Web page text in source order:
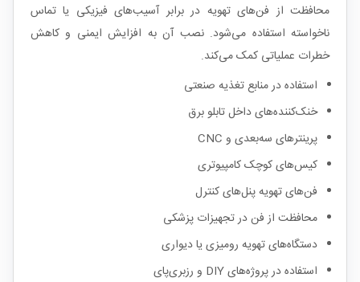
محافظت از فن‌های تهویه در برابر آسیب‌های فیزیکی یا تماس
ناخواسته استفاده می‌شود. نصب آن به افزایش ایمنی و کاهش
خطرات عملیاتی کمک می‌کند.
استفاده در منابع تغذیه صنعتی
خنک‌کننده‌های داخل تابلو برق
پرینترهای سه‌بعدی و CNC
کیس‌های کوچک کامپیوتری
فن‌های تهویه پنل‌های کنترل
محافظت از فن در تجهیزات پزشکی
دستگاه‌های تهویه رومیزی یا دیواری
استفاده در پروژه‌های DIY و رزبری‌پای